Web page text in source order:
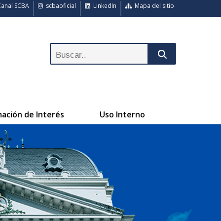
Mapa del sitio
LinkedIn
scbaoficial
SCBA
de Interés Uso Interno